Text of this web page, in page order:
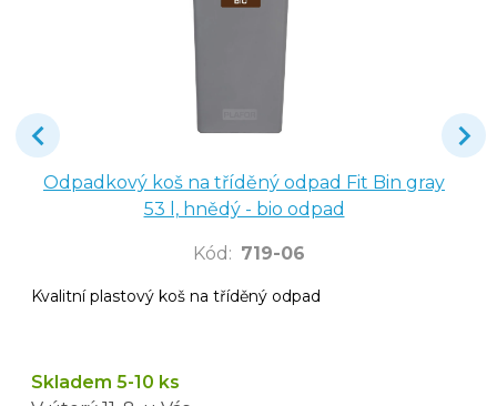
Odpadkový koš na tříděný odpad Fit Bin gray
53 l, hnědý - bio odpad
Kód : 719-06
Kvalitní plastový koš na tříděný odpad
Skladem 5-10 ks